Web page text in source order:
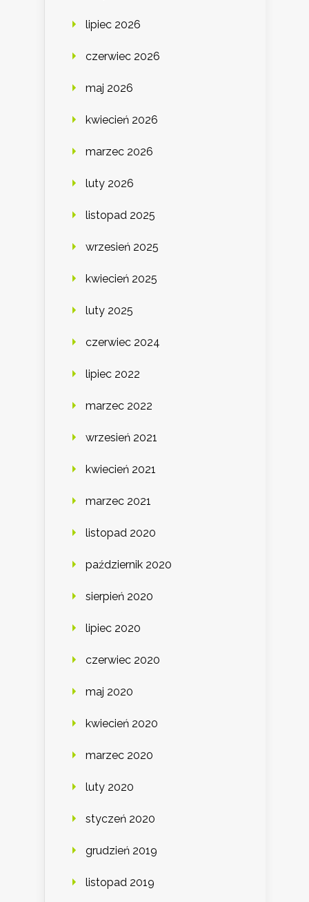
lipiec 2026
czerwiec 2026
maj 2026
kwiecień 2026
marzec 2026
luty 2026
listopad 2025
wrzesień 2025
kwiecień 2025
luty 2025
czerwiec 2024
lipiec 2022
marzec 2022
wrzesień 2021
kwiecień 2021
marzec 2021
listopad 2020
październik 2020
sierpień 2020
lipiec 2020
czerwiec 2020
maj 2020
kwiecień 2020
marzec 2020
luty 2020
styczeń 2020
grudzień 2019
listopad 2019